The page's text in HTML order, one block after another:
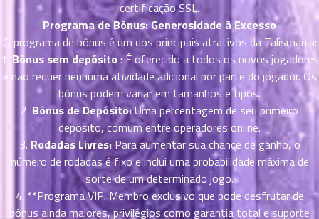
certificação SSL.
Programa de Bônus: Generosidade à Excesso
O programa de bônus é um dos principais atrativos da Talismania:
1. Bônus sem depósito : É oferecido a todos os novos jogadores
e não requer nenhuma atividade adicional por parte do jogador. Os
bônus podem variar em tamanhos e tipos.
2. Bônus de Depósito:Uma percentagem de seu primeiro
depósito, comum entre operadores online.
3. Rodadas Livres: Para aumentar sua chance de ganho, o
número de rodadas é fixo e inclui uma probabilidade máxima de
sorte de um determinado jogo.
4. **Programa VIP: Membro exclusivo que pode desfrutar de
bônus ainda maiores, privilégios como garantia total e suporte
ตอน
ม
15
ตอน
ตอน
ที่
17
ตอน